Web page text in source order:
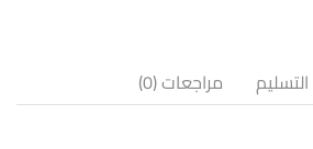
مراجعات (0)